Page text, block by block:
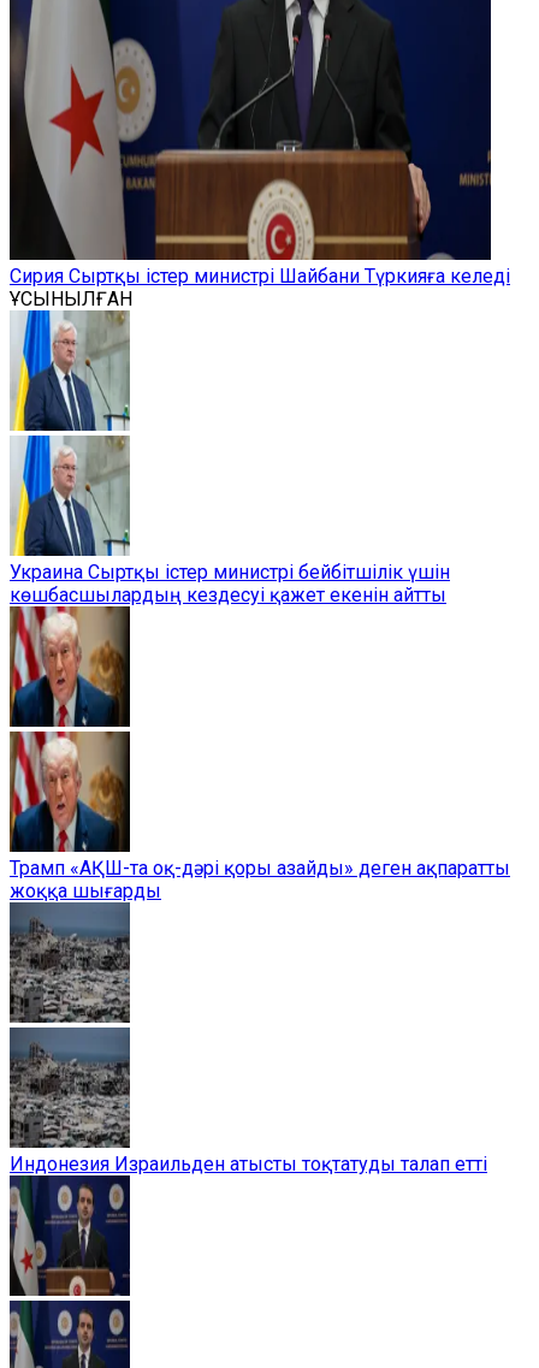
Сирия Сыртқы істер министрі Шайбани Түркияға келеді
ҰСЫНЫЛҒАН
Украина Сыртқы істер министрі бейбітшілік үшін
көшбасшылардың кездесуі қажет екенін айтты
Трамп «АҚШ-та оқ-дәрі қоры азайды» деген ақпаратты
жоққа шығарды
Индонезия Израильден атысты тоқтатуды талап етті